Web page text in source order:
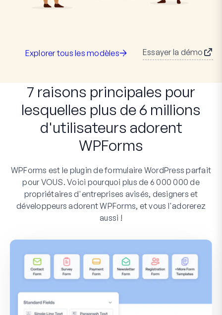
Explorer tous les modèles Essayer la démo
7 raisons principales pour
lesquelles plus de 6 millions
d'utilisateurs adorent
WPForms
WPForms est le plugin de formulaire WordPress parfait
pour VOUS. Voici pourquoi plus de 6 000 000 de
propriétaires d'entreprises avisés, designers et
développeurs adorent WPForms, et vous l'adorerez
aussi !